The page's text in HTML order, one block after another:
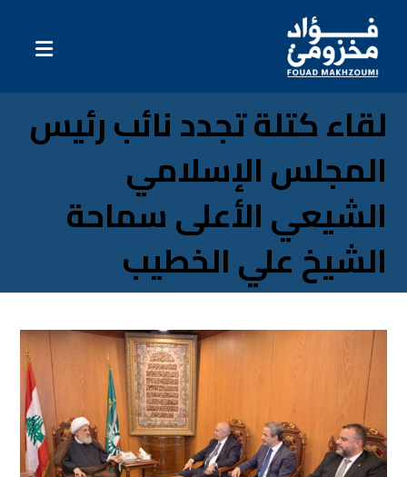
لقاء كتلة تجدد نائب رئيس
المجلس الإسلامي
الشيعي الأعلى سماحة
الشيخ علي الخطيب